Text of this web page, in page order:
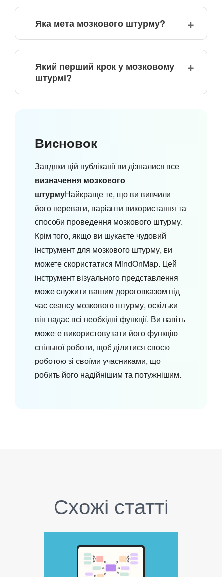
Яка мета мозкового штурму?
Який перший крок у мозковому
штурмі?
Висновок
Завдяки цій публікації ви дізналися все
визначення мозкового
штурмуНайкраще те, що ви вивчили
його переваги, варіанти використання та
способи проведення мозкового штурму.
Крім того, якщо ви шукаєте чудовий
інструмент для мозкового штурму, ви
можете скористатися MindOnMap. Цей
інструмент візуального представлення
може служити вашим дороговказом під
час сеансу мозкового штурму, оскільки
він надає всі необхідні функції. Ви навіть
можете використовувати його функцію
спільної роботи, щоб ділитися своєю
роботою зі своїми учасниками, що
робить його надійнішим та потужнішим.
Схожі статті